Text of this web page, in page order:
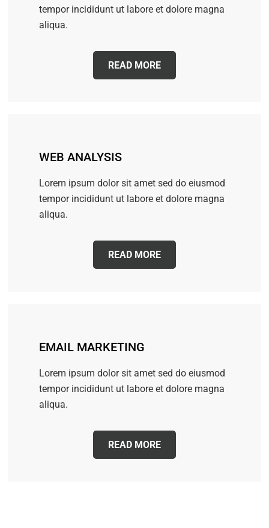
tempor incididunt ut labore et dolore magna
aliqua.
READ MORE
WEB ANALYSIS
Lorem ipsum dolor sit amet sed do eiusmod
tempor incididunt ut labore et dolore magna
aliqua.
READ MORE
EMAIL MARKETING
Lorem ipsum dolor sit amet sed do eiusmod
tempor incididunt ut labore et dolore magna
aliqua.
READ MORE